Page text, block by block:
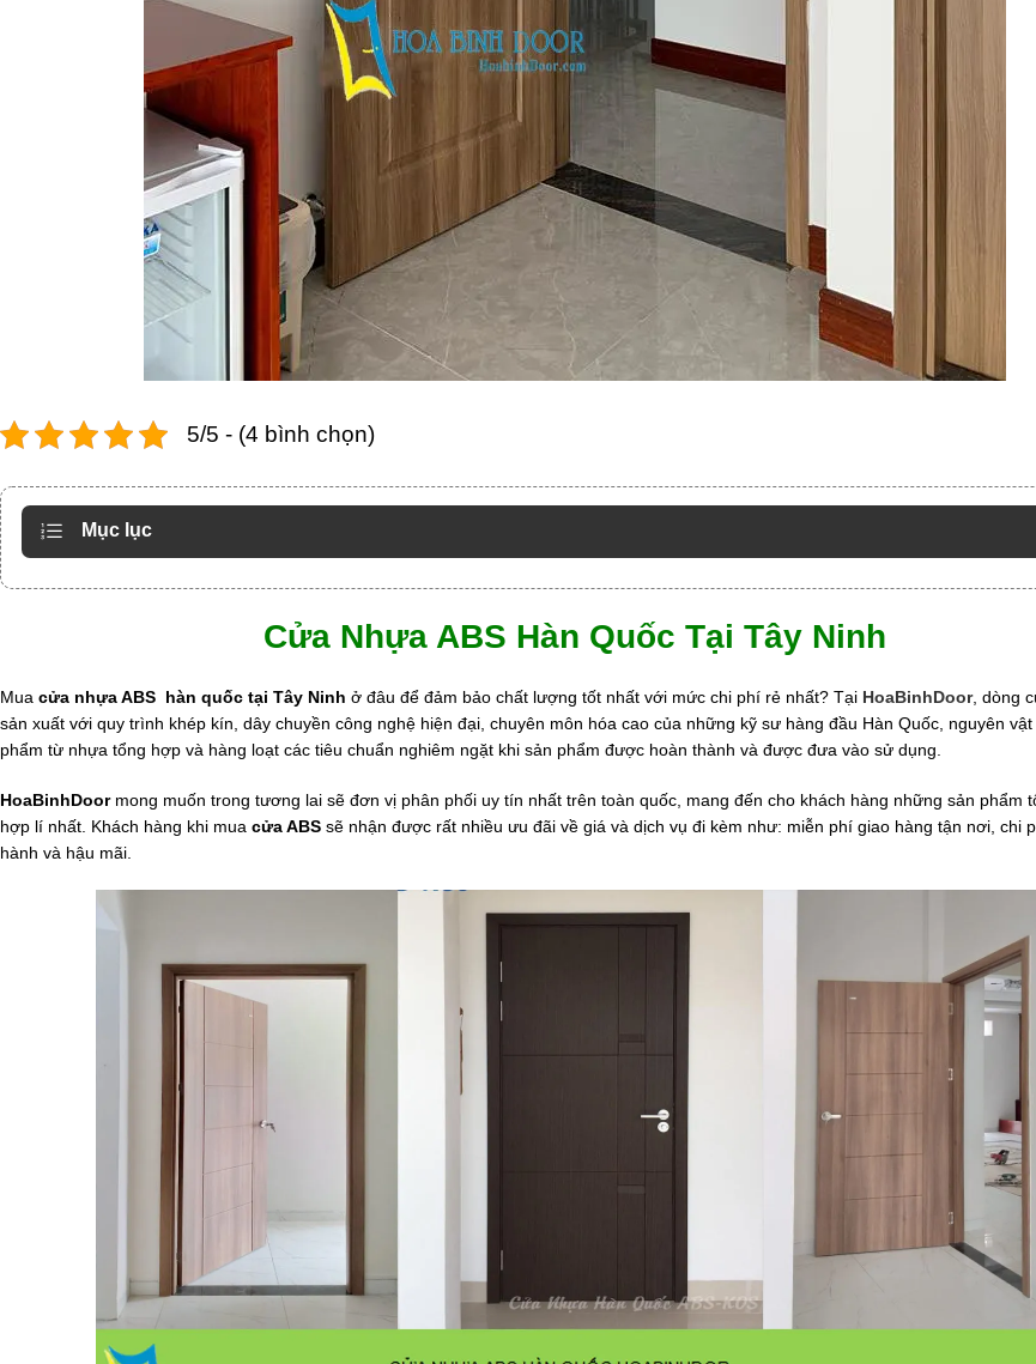
5/5 - (4 bình chọn)
Mục lục
Cửa Nhựa ABS Hàn Quốc Tại Tây Ninh
Mua cửa nhựa ABS hàn quốc tại Tây Ninh ở đâu để đảm bảo chất lượng tốt nhất với mức chi phí rẻ nhất? Tại HoaBinhDoor, dòng
sản xuất với quy trình khép kín, dây chuyền công nghệ hiện đại, chuyên môn hóa cao của những kỹ sư hàng đầu Hàn Quốc, nguyên
phẩm từ nhựa tổng hợp và hàng loạt các tiêu chuẩn nghiêm ngặt khi sản phẩm được hoàn thành và được đưa vào sử dụng.
HoaBinhDoormong muốn trong tương lai sẽ đơn vị phân phối uy tín nhất trên toàn quốc, mang đến cho khách hàng những sản phẩm
hợp lí nhất. Khách hàng khi mua cửa ABS sẽ nhận được rất nhiều ưu đãi về giá và dịch vụ đi kèm như: miễn phí giao hàng tận nơi, chi
hành và hậu mãi.